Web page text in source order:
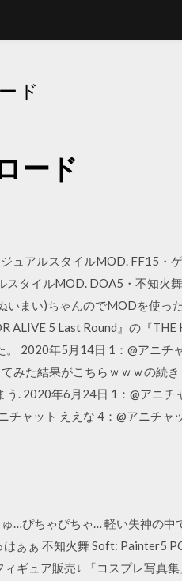
ド
ード
ュアルスタイルMOD. FF15・
タイルMOD. DOA5・不知火
いまい)ちゃんのでMODを使っ
ALIVE 5 Last Round』の『THE
2020年5月14日 1：@アニチ
みた結果がこちらｗｗｗの続き
. 2020年6月24日 1：@アニチ
ャット ええな 4：@アニチャ
…ぴちゃぴちゃ… 軽い失神の中
ぁぁ 不知火舞 Soft: Painter5
ギュア販売↓ 「コスプレ写真集